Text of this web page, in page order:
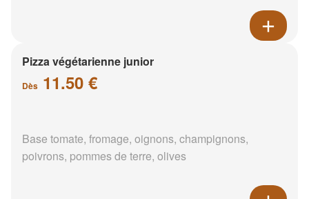
Pizza végétarienne junior
Dès 11.50 €
Base tomate, fromage, oignons, champignons,
poivrons, pommes de terre, olives